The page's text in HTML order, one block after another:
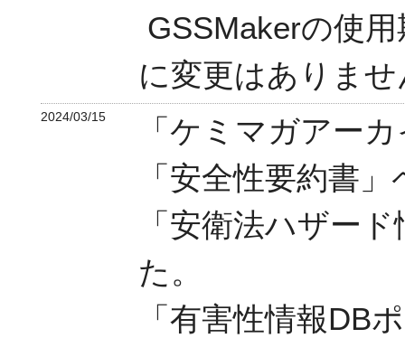
GSSMakerの使
に変更はありま
2024/03/15
「ケミマガアー
「安全性要約書
「安衛法ハザー
た。
「有害性情報DB